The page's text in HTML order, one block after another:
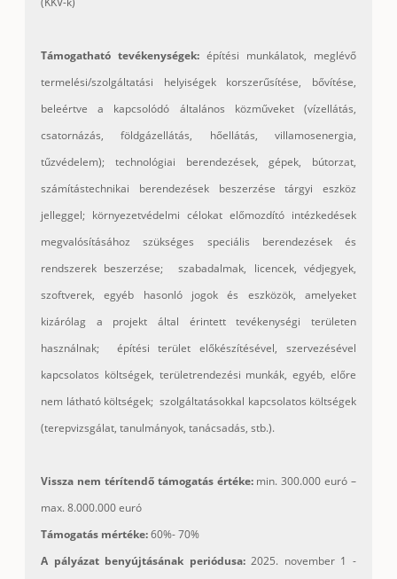
Támogatható tevékenységek: építési munkálatok, meglévő
termelési/szolgáltatási helyiségek korszerűsítése, bővítése,
beleértve a kapcsolódó általános közműveket (vízellátás,
csatornázás, földgázellátás, hőellátás, villamosenergia,
tűzvédelem); technológiai berendezések, gépek, bútorzat,
számítástechnikai berendezések beszerzése tárgyi eszköz
jelleggel; környezetvédelmi célokat előmozdító intézkedések
megvalósításához szükséges speciális berendezések és
rendszerek beszerzése; szabadalmak, licencek, védjegyek,
szoftverek, egyéb hasonló jogok és eszközök, amelyeket
kizárólag a projekt által érintett tevékenységi területen
használnak; építési terület előkészítésével, szervezésével
kapcsolatos költségek, területrendezési munkák, egyéb, előre
nem látható költségek; szolgáltatásokkal kapcsolatos költségek
(terepvizsgálat, tanulmányok, tanácsadás, stb.).
Vissza nem térítendő támogatás értéke: min. 300.000 euró –
max. 8.000.000 euró
Támogatás mértéke:60%- 70%
A pályázat benyújtásának periódusa:2025. november 1 -